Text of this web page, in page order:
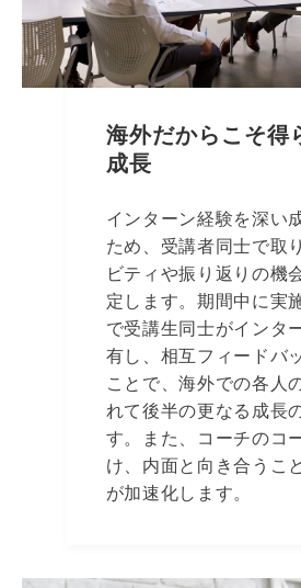
海外だからこそ得
成長
インターン経験を深い
ため、受講者同士で取
ビティや振り返りの機
定します。期間中に実
で受講生同士がインタ
有し、相互フィードバ
ことで、海外での各人
れて後半の更なる成長
す。また、コーチのコ
け、内面と向き合うこ
が加速化します。